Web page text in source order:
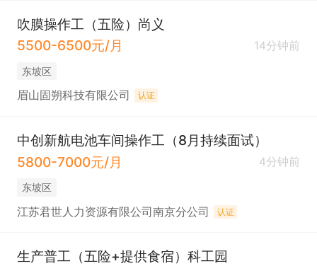
吹膜操作工（五险）尚义
5500-6500元/月
14分钟前
东坡区
眉山固朔科技有限公司 认证
中创新航电池车间操作工（8月持续面试）
5800-7000元/月
4分钟前
东坡区
江苏君世人力资源有限公司南京分公司 认证
生产普工（五险+提供食宿）科工园